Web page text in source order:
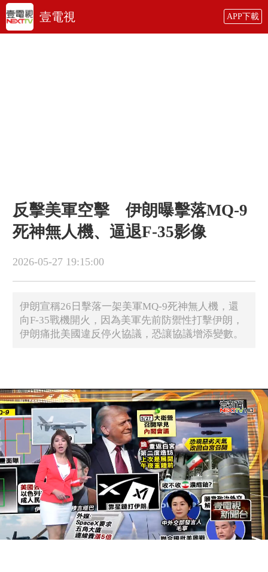
壹電視 APP下載
反擊美軍空擊 伊朗曝擊落MQ-9
死神無人機、逼退F-35影像
2026-05-27 19:15:00
伊朗宣稱26日擊落一架美軍MQ-9死神無人機，還
向F-35戰機開火，因為美軍先前防禦性打擊伊朗，
伊朗痛批美國違反停火協議，恐讓協議增添變數。